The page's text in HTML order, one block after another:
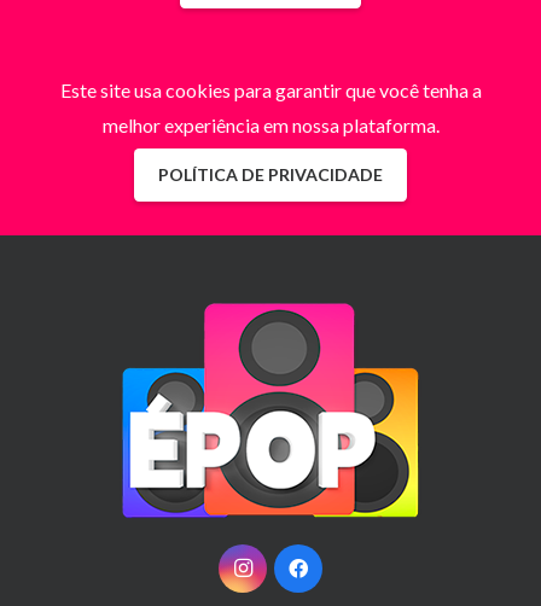
Este site usa cookies para garantir que você tenha a
melhor experiência em nossa plataforma.
POLÍTICA DE PRIVACIDADE